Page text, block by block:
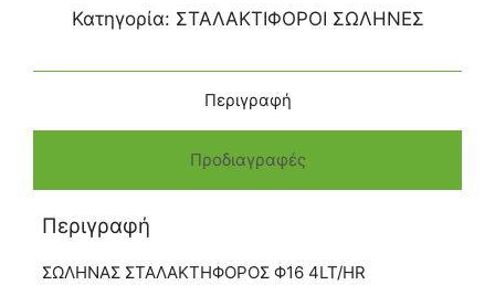
Κατηγορία: ΣΤΑΛΑΚΤΙΦΟΡΟΙ ΣΩΛΗΝΕΣ
Περιγραφή
Προδιαγραφές
Περιγραφή
ΣΩΛΗΝΑΣ ΣΤΑΛΑΚΤΗΦΟΡΟΣ Φ16 4LT/HR